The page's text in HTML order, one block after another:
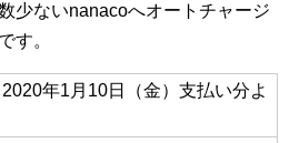
少ないnanacoへオートチャージ
す。
年1月10日（金）支払い分よ